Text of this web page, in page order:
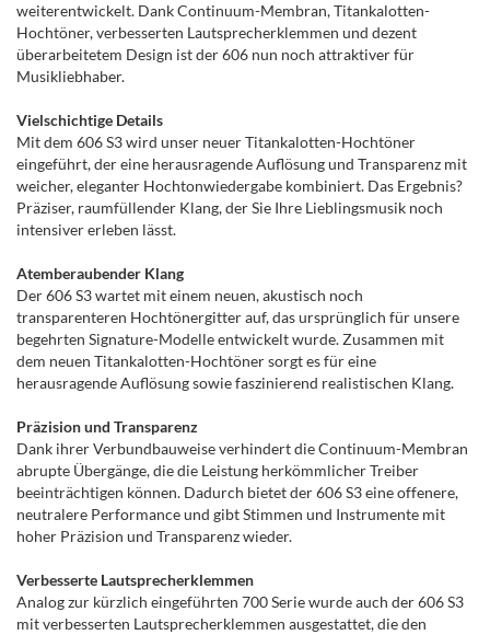
weiterentwickelt. Dank Continuum-Membran, Titankalotten-
Hochtöner, verbesserten Lautsprecherklemmen und dezent
überarbeitetem Design ist der 606 nun noch attraktiver für
Musikliebhaber.
Vielschichtige Details
Mit dem 606 S3 wird unser neuer Titankalotten-Hochtöner
eingeführt, der eine herausragende Auflösung und Transparenz mit
weicher, eleganter Hochtonwiedergabe kombiniert. Das Ergebnis?
Präziser, raumfüllender Klang, der Sie Ihre Lieblingsmusik noch
intensiver erleben lässt.
Atemberaubender Klang
Der 606 S3 wartet mit einem neuen, akustisch noch
transparenteren Hochtönergitter auf, das ursprünglich für unsere
begehrten Signature-Modelle entwickelt wurde. Zusammen mit
dem neuen Titankalotten-Hochtöner sorgt es für eine
herausragende Auflösung sowie faszinierend realistischen Klang.
Präzision und Transparenz
Dank ihrer Verbundbauweise verhindert die Continuum-Membran
abrupte Übergänge, die die Leistung herkömmlicher Treiber
beeinträchtigen können. Dadurch bietet der 606 S3 eine offenere,
neutralere Performance und gibt Stimmen und Instrumente mit
hoher Präzision und Transparenz wieder.
Verbesserte Lautsprecherklemmen
Analog zur kürzlich eingeführten 700 Serie wurde auch der 606 S3
mit verbesserten Lautsprecherklemmen ausgestattet, die den